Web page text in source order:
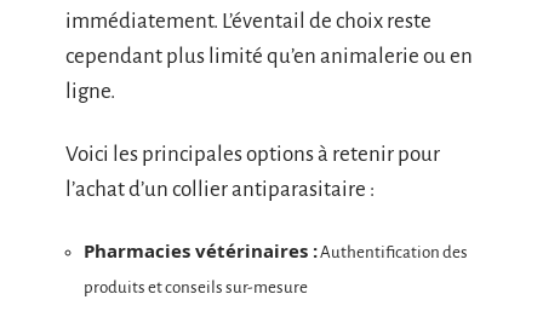
immédiatement. L’éventail de choix reste
cependant plus limité qu’en animalerie ou en
ligne.
Voici les principales options à retenir pour
l’achat d’un collier antiparasitaire :
Pharmacies vétérinaires :Authentification des
produits et conseils sur-mesure